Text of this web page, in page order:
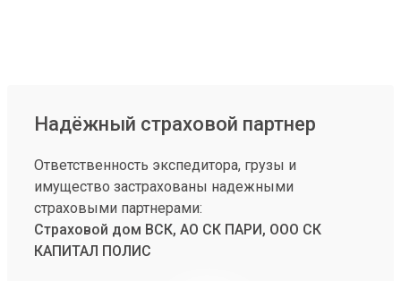
Надёжный страховой партнер
Ответственность экспедитора, грузы и
имущество застрахованы надежными
страховыми партнерами:
Страховой дом ВСК, АО СК ПАРИ, ООО СК
КАПИТАЛ ПОЛИС